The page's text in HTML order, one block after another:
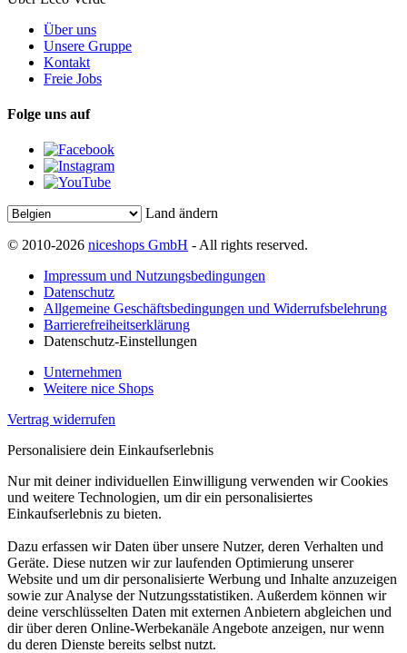
Über uns
Unsere Gruppe
Kontakt
Freie Jobs
Folge uns auf
Land ändern
© 2010-2026 niceshops GmbH - All rights reserved.
Impressum und Nutzungsbedingungen
Datenschutz
Allgemeine Geschäftsbedingungen und Widerrufsbelehrung
Barrierefreiheitserklärung
Datenschutz-Einstellungen
Unternehmen
Weitere nice Shops
Vertrag widerrufen
Personalisiere dein Einkaufserlebnis
Nur mit deiner individuellen Einwilligung verwenden wir Cookies
und weitere Technologien, um dir ein personalisiertes
Einkaufserlebnis zu bieten.
Dazu erfassen wir Daten über unsere Nutzer, deren Verhalten und
Geräte. Diese nutzen wir zur laufenden Optimierung unserer
Website und um dir personalisierte Werbung und Inhalte anzuzeigen
sowie zur Analyse der Nutzungsstatistiken. Außerdem können wir
deine verschlüsselten Daten mit externen Anbietern abgleichen und
dir über deren Online-Werbekanäle Angebote anzeigen, nur wenn
du deren Dienste bereits selbst nutzt.